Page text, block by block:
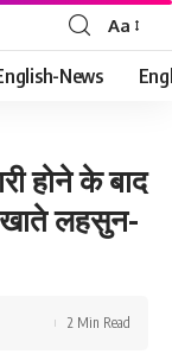
Font
Resizer
Aa
News
होने के बाद
खाते लहसुन-
2 Min Read